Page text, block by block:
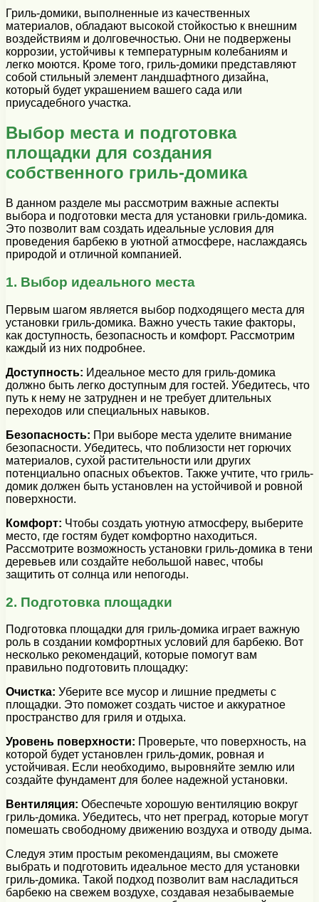
Гриль-домики, выполненные из качественных
материалов, обладают высокой стойкостью к внешним
воздействиям и долговечностью. Они не подвержены
коррозии, устойчивы к температурным колебаниям и
легко моются. Кроме того, гриль-домики представляют
собой стильный элемент ландшафтного дизайна,
который будет украшением вашего сада или
приусадебного участка.
Выбор места и подготовка
площадки для создания
собственного гриль-домика
В данном разделе мы рассмотрим важные аспекты
выбора и подготовки места для установки гриль-домика.
Это позволит вам создать идеальные условия для
проведения барбекю в уютной атмосфере, наслаждаясь
природой и отличной компанией.
1. Выбор идеального места
Первым шагом является выбор подходящего места для
установки гриль-домика. Важно учесть такие факторы,
как доступность, безопасность и комфорт. Рассмотрим
каждый из них подробнее.
Доступность: Идеальное место для гриль-домика
должно быть легко доступным для гостей. Убедитесь, что
путь к нему не затруднен и не требует длительных
переходов или специальных навыков.
Безопасность: При выборе места уделите внимание
безопасности. Убедитесь, что поблизости нет горючих
материалов, сухой растительности или других
потенциально опасных объектов. Также учтите, что гриль-
домик должен быть установлен на устойчивой и ровной
поверхности.
Комфорт: Чтобы создать уютную атмосферу, выберите
место, где гостям будет комфортно находиться.
Рассмотрите возможность установки гриль-домика в тени
деревьев или создайте небольшой навес, чтобы
защитить от солнца или непогоды.
2. Подготовка площадки
Подготовка площадки для гриль-домика играет важную
роль в создании комфортных условий для барбекю. Вот
несколько рекомендаций, которые помогут вам
правильно подготовить площадку:
Очистка: Уберите все мусор и лишние предметы с
площадки. Это поможет создать чистое и аккуратное
пространство для гриля и отдыха.
Уровень поверхности: Проверьте, что поверхность, на
которой будет установлен гриль-домик, ровная и
устойчивая. Если необходимо, выровняйте землю или
создайте фундамент для более надежной установки.
Вентиляция: Обеспечьте хорошую вентиляцию вокруг
гриль-домика. Убедитесь, что нет преград, которые могут
помешать свободному движению воздуха и отводу дыма.
Следуя этим простым рекомендациям, вы сможете
выбрать и подготовить идеальное место для установки
гриль-домика. Такой подход позволит вам насладиться
барбекю на свежем воздухе, создавая незабываемые